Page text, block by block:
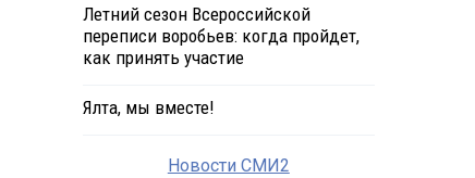
Летний сезон Всероссийской
переписи воробьев: когда пройдет,
как принять участие
Ялта, мы вместе!
Новости СМИ2